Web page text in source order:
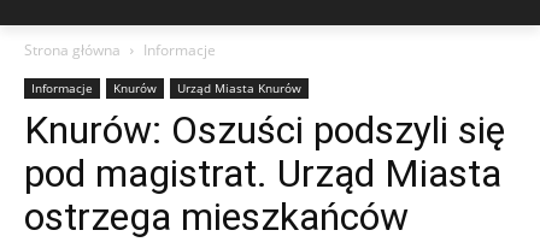
Strona główna Informacje
Informacje Knurów Urząd Miasta Knurów
Knurów: Oszuści podszyli się
pod magistrat. Urząd Miasta
ostrzega mieszkańców